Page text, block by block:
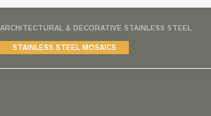
& DECORATIVE STAINLESS STEEL
STAINLESS STEEL MOSAICS